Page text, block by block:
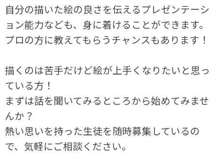
自分の描いた絵の良さを伝えるプレゼンテーシ
ョン能力なども、身に着けることができます。
プロの方に教えてもらうチャンスもあります！
描くのは苦手だけど絵が上手くなりたいと思っ
ている方！
まずは話を聞いてみるところから始めてみませ
んか？
熱い思いを持った生徒を随時募集しているの
で、気軽にご相談ください。